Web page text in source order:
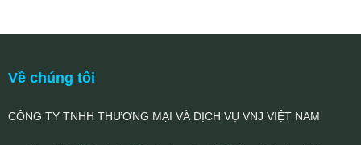
Về chúng tôi
CÔNG TY TNHH THƯƠNG MẠI VÀ DỊCH VỤ VNJ VIỆT NAM